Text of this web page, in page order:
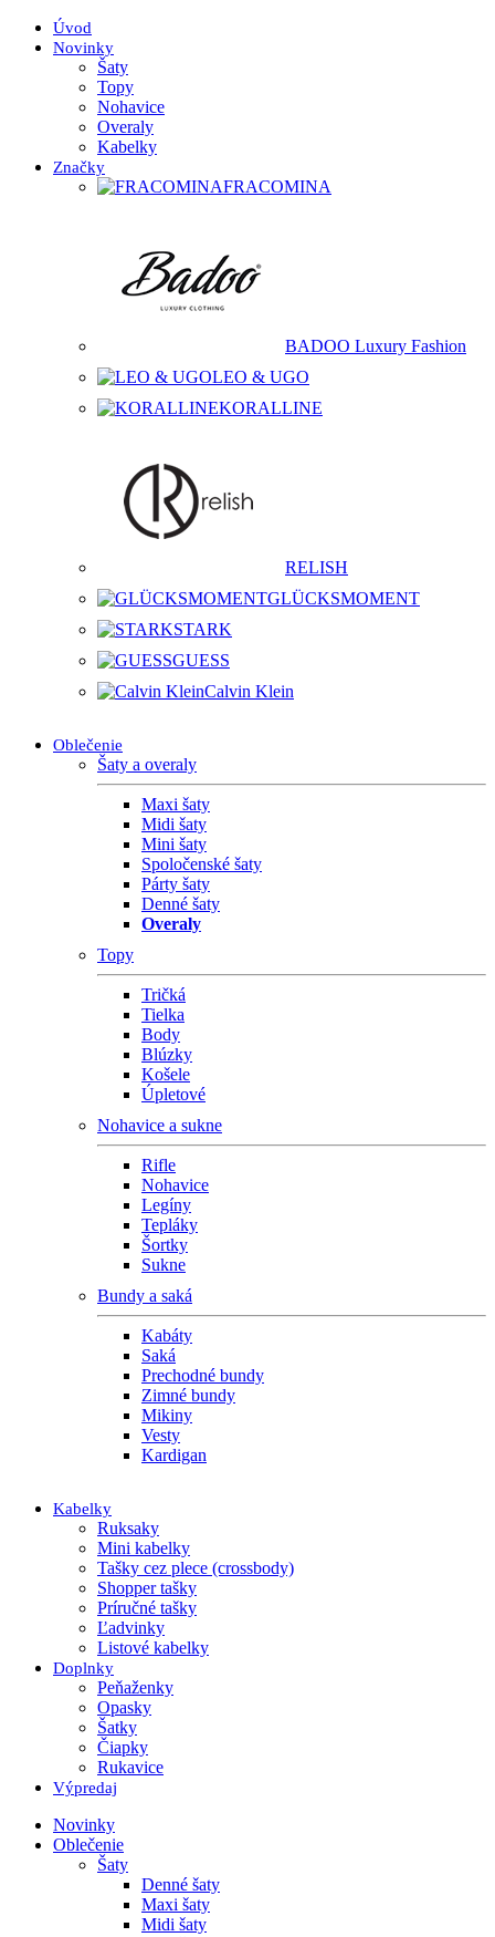
Úvod
Novinky
Šaty
Topy
Nohavice
Overaly
Kabelky
Značky
FRACOMINA
BADOO Luxury Fashion
LEO & UGO
KORALLINE
RELISH
GLÜCKSMOMENT
STARK
GUESS
Calvin Klein
Oblečenie
Šaty a overaly
Maxi šaty
Midi šaty
Mini šaty
Spoločenské šaty
Párty šaty
Denné šaty
Overaly
Topy
Tričká
Tielka
Body
Blúzky
Košele
Úpletové
Nohavice a sukne
Rifle
Nohavice
Legíny
Tepláky
Šortky
Sukne
Bundy a saká
Kabáty
Saká
Prechodné bundy
Zimné bundy
Mikiny
Vesty
Kardigan
Kabelky
Ruksaky
Mini kabelky
Tašky cez plece (crossbody)
Shopper tašky
Príručné tašky
Ľadvinky
Listové kabelky
Doplnky
Peňaženky
Opasky
Šatky
Čiapky
Rukavice
Výpredaj
Novinky
Oblečenie
Šaty
Denné šaty
Maxi šaty
Midi šaty